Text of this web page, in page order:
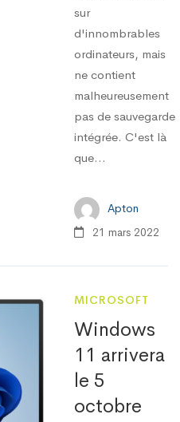
sur
d'innombrables
ordinateurs, mais
ne contient
malheureusement
pas de sauvegarde
intégrée. C'est là
que...
Apton
21 mars 2022
MICROSOFT
Windows
11 arrivera
le 5
octobre